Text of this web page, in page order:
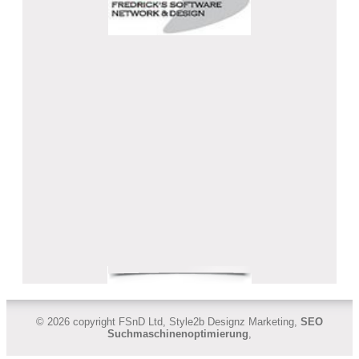
© 2026 copyright FSnD Ltd, Style2b Designz Marketing, SEO
Suchmaschinenoptimierung,